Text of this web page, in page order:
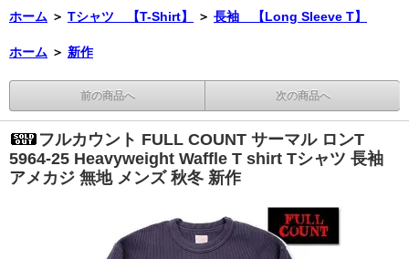
ホーム ＞ Tシャツ 【T-Shirt】 ＞ 長袖 【Long Sleeve T】
ホーム ＞ 新作
前の商品へ 次の商品へ
フルカウント FULL COUNT サーマル ロンT
5964-25 Heavyweight Waffle T shirt Tシャツ 長袖
アメカジ 無地 メンズ 秋冬 新作